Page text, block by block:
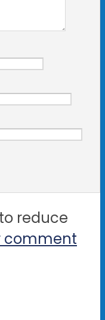
reduce
comment